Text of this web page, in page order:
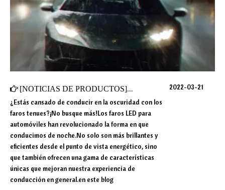
[NOTICIAS DE PRODUCTOS] ¿Cómo podemos usar los
¿Estás cansado de conducir en la oscuridad con los
faros tenues?¡No busque más!Los faros LED para
automóviles han revolucionado la forma en que
conducimos de noche.No solo son más brillantes y
eficientes desde el punto de vista energético, sino
que también ofrecen una gama de características
únicas que mejoran nuestra experiencia de
conducción en general.en este blog
2022-03-21